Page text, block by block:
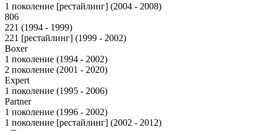
1 поколение [рестайлинг] (2004 - 2008)
806
221 (1994 - 1999)
221 [рестайлинг] (1999 - 2002)
Boxer
1 поколение (1994 - 2002)
2 поколение (2001 - 2020)
Expert
1 поколение (1995 - 2006)
Partner
1 поколение (1996 - 2002)
1 поколение [рестайлинг] (2002 - 2012)